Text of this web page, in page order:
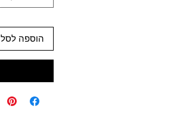
הוספה לסל